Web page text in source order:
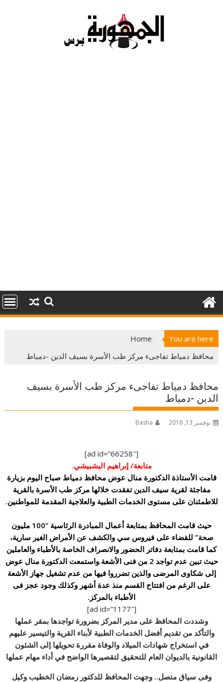
You are here
Home
محافظ دمياط تفاجىء مركز طب الأسرة بسيف الدين -دمياط
محافظ دمياط تفاجىء مركز طب الأسرة بسيف
الدين -دمياط
نوفمبر 13, 2018 Basha
[ad id=”66258″]
متابعة/ إبراهيم البشبيشي.
قامت الأستاذة الدكتورة منال عوض محافظ دمياط صباح اليوم بزيارة
مفاجئة لقرية سيف الدين تفقدت خلالها مركز طب الأسرة بالقرية
للاطمئنان على مستوى الخدمات الطبية والعلاجية المقدمة للمواطنين.
حيث قامت المحافظ بمتابعة أعمال المبادرة الرئاسية “100 مليون
صحة” للقضاء على فيروس سي والكشف عن الأمراض الغير سارية،
كما قامت بمتابعة دفاتر الحضور والانصراف الخاصة بالأطباء والعاملين
حيث تبين عدم تواجد 2 من فنى الأشعة.
واستمعت الدكتورة منال عوض
إلى شكاوى المرضى والذين تضرروا فيها من عدم تشغيل جهاز الأشعة
على الرغم من افتتاح القسم منذ عدة أشهر وكذلك وجود عجز فى
الأطباء بالمركز.
[ad id=”1177″]
وشددت المحافظ على مدير المركز بضرورة تواجدها بمقر عملها
والتأكد من تقديم أفضل الخدمات الطبية لأبناء القرية والتيسير عليهم
في استخراج شهادات الميلاد والوفاة مقررة تحويلها إلى الشئون
القانونية بالديوان العام للتحقيق لتقصيرها الواضح في أداء مهام عملها
وفى سياق متصل.. وجهت المحافظ للدكتور رمضان الخطيب وكيل